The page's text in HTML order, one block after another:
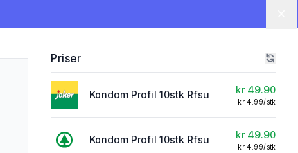
Priser
Kondom Profil 10stk Rfsu kr 49.90
kr 4.99/stk
Kondom Profil 10stk Rfsu kr 49.90
kr 4.99/stk